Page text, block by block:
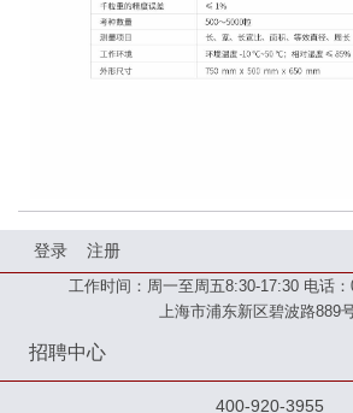
登录 注册
工作时间：周一至周五8:30-17:30 电话：
上海市浦东新区碧波路889
招聘中心
400-920-3955